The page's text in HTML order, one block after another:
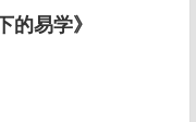
的易学》